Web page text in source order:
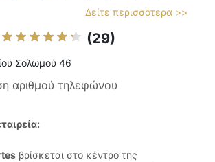
Δείτε περισσότερα >>
(29)
Σολωμού 46
αριθμού τηλεφώνου
βρίσκεται στο κέντρο της